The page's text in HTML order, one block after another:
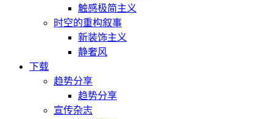
触感极简主义
时空的重构叙事
新装饰主义
静奢风
下载
趋势分享
趋势分享
宣传杂志